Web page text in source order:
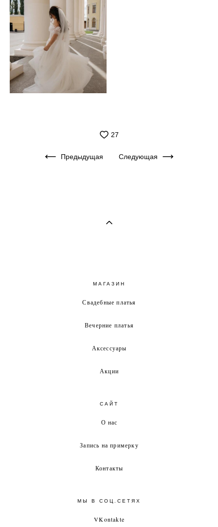
27
Предыдущая Следующая
МАГАЗИН
Свадебные платья
Вечерние платья
Аксессуары
Акции
САЙТ
О нас
Запись на примерку
Контакты
МЫ В СОЦ.СЕТЯХ
VKontakte